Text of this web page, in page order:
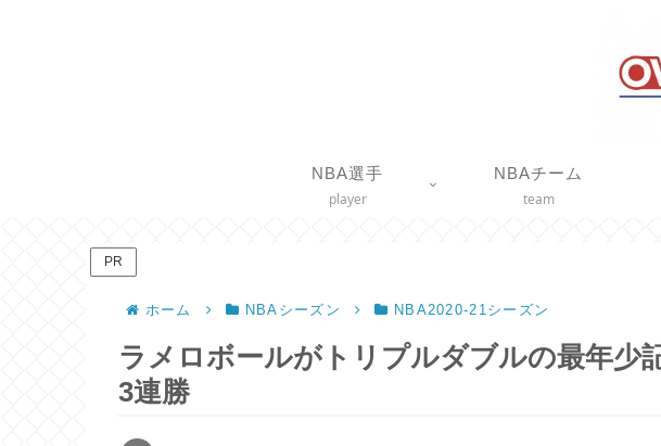
NBA選手
player
NBAチーム
team
PR
ホーム NBAシーズン NBA2020-21シーズン
ラメロボールがトリプルダブルの最年少
3連勝